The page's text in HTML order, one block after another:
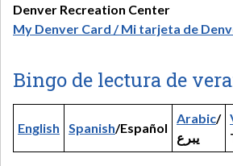
Denver Recreation Center
My Denver Card / Mi tarjeta de
Bingo de lectura de
English Spanish/Español
Arabic/
يبرع